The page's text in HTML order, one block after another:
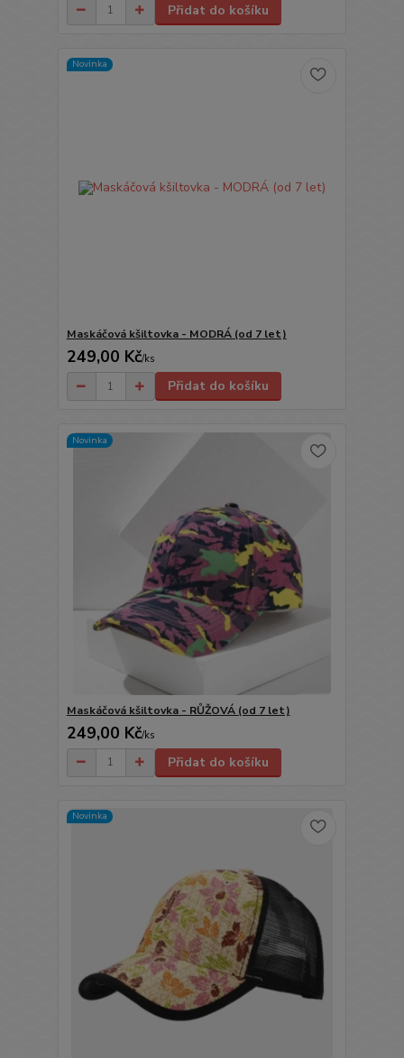
Přidat do košíku
Novinka
Maskáčová kšiltovka - MODRÁ (od 7 let)
249,00 Kč/ks
Přidat do košíku
Novinka
Maskáčová kšiltovka - RŮŽOVÁ (od 7 let)
249,00 Kč/ks
Přidat do košíku
Novinka